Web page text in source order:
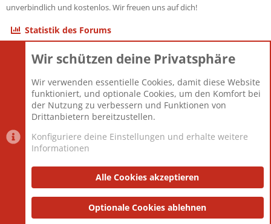
unverbindlich und kostenlos. Wir freuen uns auf dich!
Statistik des Forums
Themen
Mitglieder
12.425
Neuestes Mitglied
Toddster85
Datenschutzerklärung Impressum
Community platform by XenForo® © 2010-2025 XenForo Ltd.
and add-ons by ThemeHouse
Wir schützen deine Privatsphäre
Wir verwenden essentielle Cookies, damit diese Website
funktioniert, und optionale Cookies, um den Komfort bei
der Nutzung zu verbessern und Funktionen von
Drittanbietern bereitzustellen.
Konfiguriere deine Einstellungen und erhalte weitere
Informationen
Alle Cookies akzeptieren
Optionale Cookies ablehnen